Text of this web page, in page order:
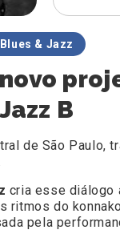
Blues & Jazz
Jazz B
de São Paulo,
cria esse diálogo
do
pela